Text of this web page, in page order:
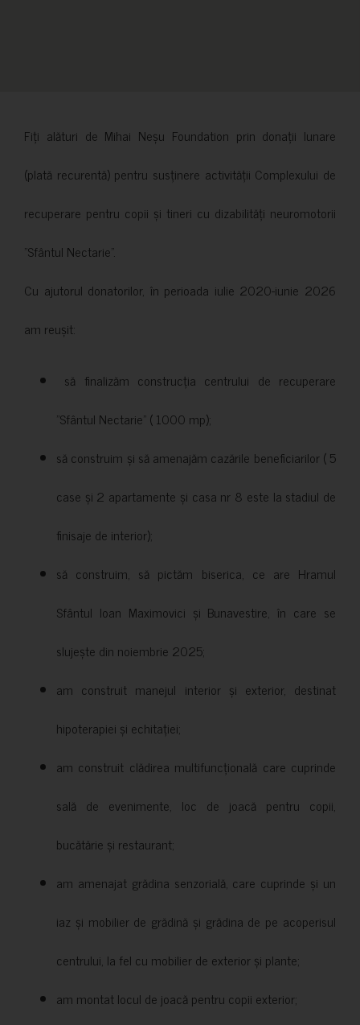
Fiți alături de Mihai Neșu Foundation prin donații lunare
(plată recurentă) pentru susținere activității Complexului de
recuperare pentru copii și tineri cu dizabilități neuromotorii
”Sfântul Nectarie”.
Cu ajutorul donatorilor, în perioada iulie 2020-iunie 2026
am reușit:
să finalizăm construcția centrului de recuperare
”Sfântul Nectarie” ( 1000 mp);
să construim și să amenajăm cazările beneficiarilor ( 5
case și 2 apartamente și casa nr 8 este la stadiul de
finisaje de interior);
să construim, să pictăm biserica, ce are Hramul
Sfântul Ioan Maximovici și Bunavestire, în care se
slujește din noiembrie 2025;
am construit manejul interior și exterior, destinat
hipoterapiei și echitației;
am construit clădirea multifuncțională care cuprinde
sală de evenimente, loc de joacă pentru copii,
bucătărie și restaurant;
am amenajat grădina senzorială, care cuprinde și un
iaz și mobilier de grădină și grădina de pe acoperisul
centrului, la fel cu mobilier de exterior și plante;
am montat locul de joacă pentru copii exterior;